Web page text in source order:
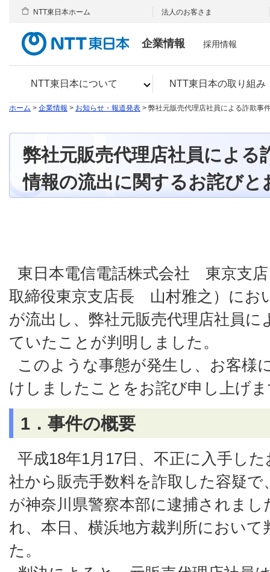
企業情報
NTT東日本について NTT東日本の取り組み
NTT東日本ホーム 法人のお客さま
採用情報
ホーム > 企業情報 > お知らせ・報道発表 > 弊社元販売代理店社員による詐欺事
弊社元販売代理店社員による
情報の流出に関するお詫びと
東日本電信電話株式会社 東京支
取締役東京支店長 山村雅之）にお
が流出し、弊社元販売代理店社員に
ていたことが判明しました。
このような事態が発生し、お客様
けしましたことをお詫び申し上げ
1．事件の概要
平成18年1月17日、不正に入手し
社から販売手数料を詐取した容疑で
が神奈川県警察本部に逮捕されま
れ、本日、横浜地方裁判所におい
た。